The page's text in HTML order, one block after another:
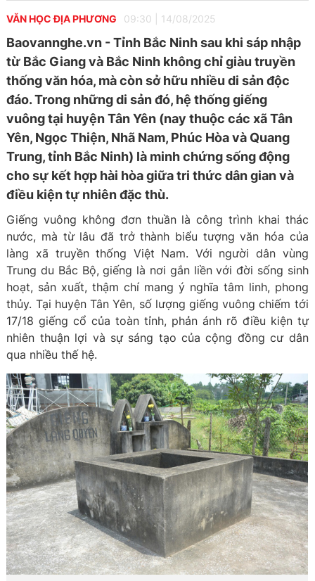
VĂN HỌC ĐỊA PHƯƠNG 09:30 14/08/2025
Baovannghe.vn - Tỉnh Bắc Ninh sau khi sáp nhập
từ Bắc Giang và Bắc Ninh không chỉ giàu truyền
thống văn hóa, mà còn sở hữu nhiều di sản độc
đáo. Trong những di sản đó, hệ thống giếng
vuông tại huyện Tân Yên (nay thuộc các xã Tân
Yên, Ngọc Thiện, Nhã Nam, Phúc Hòa và Quang
Trung, tỉnh Bắc Ninh) là minh chứng sống động
cho sự kết hợp hài hòa giữa tri thức dân gian và
điều kiện tự nhiên đặc thù.
Giếng vuông không đơn thuần là công trình khai thác
nước, mà từ lâu đã trở thành biểu tượng văn hóa của
làng xã truyền thống Việt Nam. Với người dân vùng
Trung du Bắc Bộ, giếng là nơi gắn liền với đời sống sinh
hoạt, sản xuất, thậm chí mang ý nghĩa tâm linh, phong
thủy. Tại huyện Tân Yên, số lượng giếng vuông chiếm tới
17/18 giếng cổ của toàn tỉnh, phản ánh rõ điều kiện tự
nhiên thuận lợi và sự sáng tạo của cộng đồng cư dân
qua nhiều thế hệ.